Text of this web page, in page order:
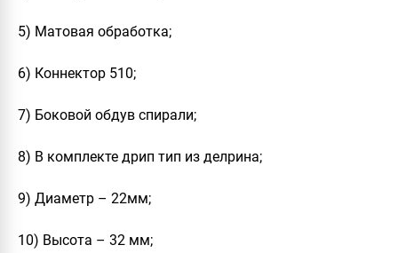
5) Матовая обработка;
6) Коннектор 510;
7) Боковой обдув спирали;
8) В комплекте дрип тип из делрина;
9) Диаметр – 22мм;
10) Высота – 32 мм;